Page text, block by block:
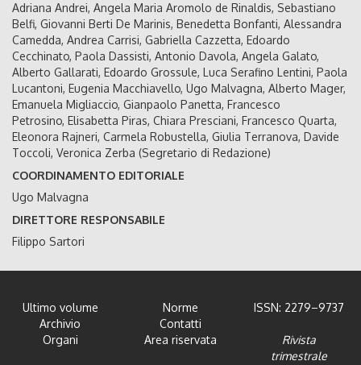
Adriana Andrei, Angela Maria Aromolo de Rinaldis, Sebastiano
Belfi, Giovanni Berti De Marinis, Benedetta Bonfanti, Alessandra
Camedda, Andrea Carrisi, Gabriella Cazzetta, Edoardo
Cecchinato, Paola Dassisti, Antonio Davola, Angela Galato,
Alberto Gallarati, Edoardo Grossule, Luca Serafino Lentini, Paola
Lucantoni, Eugenia Macchiavello, Ugo Malvagna, Alberto Mager,
Emanuela Migliaccio, Gianpaolo Panetta, Francesco
Petrosino, Elisabetta Piras, Chiara Presciani, Francesco Quarta,
Eleonora Rajneri, Carmela Robustella, Giulia Terranova, Davide
Toccoli, Veronica Zerba (Segretario di Redazione)
COORDINAMENTO EDITORIALE
Ugo Malvagna
DIRETTORE RESPONSABILE
Filippo Sartori
Ultimo volume
Archivio
Organi
Norme
Contatti
Area riservata
ISSN: 2279–9737
Rivista
trimestrale